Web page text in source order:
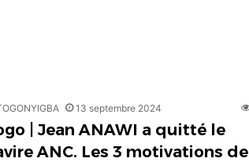
13 septembre 2024
| Jean ANAWI a quitté le
ANC. Les 3 motivations de